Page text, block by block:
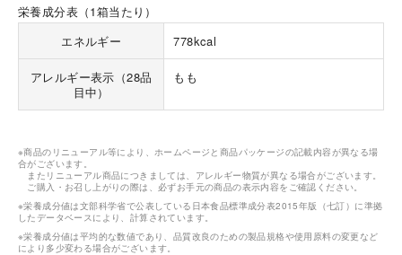
栄養成分表（1箱当たり）
エネルギー
778kcal
アレルギー表示（28品
目中）
もも
※商品のリニューアル等により、ホームページと商品パッケージの記載内容が異なる場
合がございます。
またリニューアル商品につきましては、アレルギー物質が異なる場合がございます。
ご購入・お召し上がりの際は、必ずお手元の商品の表示内容をご確認ください。
※栄養成分値は文部科学省で公表している日本食品標準成分表2015年版（七訂）に準拠
したデータベースにより、計算されています。
※栄養成分値は平均的な数値であり、品質改良のための製品規格や使用原料の変更など
により多少変わる場合がございます。